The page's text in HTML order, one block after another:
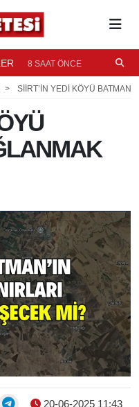
8 SAAT ÖNCE
SİİRT’İN YEDİ KÖYÜ
20-06-2025 11:43